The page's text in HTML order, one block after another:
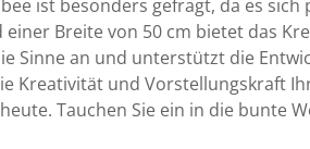
ist besonders gefragt, da es
einer Breite von 50 cm bietet das
Sinne an und unterstützt die
Kreativität und Vorstellungskraft
Tauchen Sie ein in die bunte